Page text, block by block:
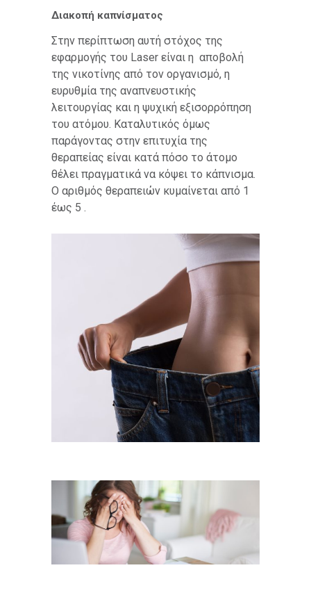
Διακοπή καπνίσματος
Στην περίπτωση αυτή στόχος της
εφαρμογής του Laser είναι η αποβολή
της νικοτίνης από τον οργανισμό, η
ευρυθμία της αναπνευστικής
λειτουργίας και η ψυχική εξισορρόπηση
του ατόμου. Καταλυτικός όμως
παράγοντας στην επιτυχία της
θεραπείας είναι κατά πόσο το άτομο
θέλει πραγματικά να κόψει το κάπνισμα.
Ο αριθμός θεραπειών κυμαίνεται από 1
έως 5 .